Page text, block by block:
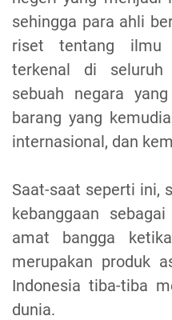
sehingga para ahli
riset tentang ilmu
terkenal di seluruh
sebuah negara
barang yang
internasional, dan
Saat-saat seperti ini,
kebanggaan
amat bangga
merupakan produk
Indonesia tiba-tiba
dunia.